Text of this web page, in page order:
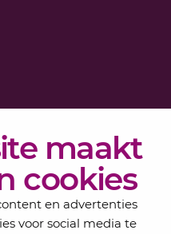
maakt
cookies
en advertenties
voor social media te